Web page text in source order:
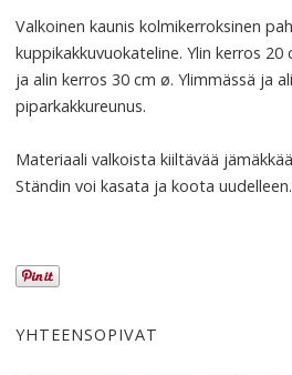
Valkoinen kaunis kolmikerroksinen
kuppikakkuvuokateline. Ylin kerros
ja alin kerros 30 cm ø. Ylimmässä ja
piparkakkureunus.
Materiaali valkoista kiiltävää
Ständin voi kasata ja koota uudelleen.
YHTEENSOPIVAT